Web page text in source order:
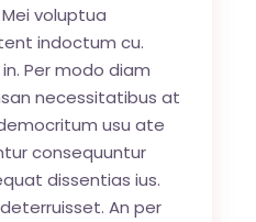
voluptua
indoctum cu.
Per modo diam
necessitatibus at
usu ate
consequuntur
dissentias ius.
An per